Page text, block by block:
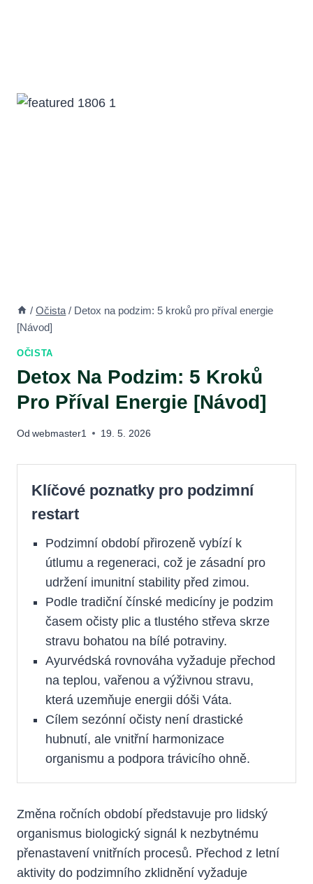
/ Očista / Detox na podzim: 5 kroků pro příval energie
[Návod]
OČISTA
Detox Na Podzim: 5 Kroků
Pro Příval Energie [Návod]
Od webmaster1 19. 5. 2026
Klíčové poznatky pro podzimní
restart
Podzimní období přirozeně vybízí k
útlumu a regeneraci, což je zásadní pro
udržení imunitní stability před zimou.
Podle tradiční čínské medicíny je podzim
časem očisty plic a tlustého střeva skrze
stravu bohatou na bílé potraviny.
Ayurvédská rovnováha vyžaduje přechod
na teplou, vařenou a výživnou stravu,
která uzemňuje energii dóši Váta.
Cílem sezónní očisty není drastické
hubnutí, ale vnitřní harmonizace
organismu a podpora trávicího ohně.
Změna ročních období představuje pro lidský
organismus biologický signál k nezbytnému
přenastavení vnitřních procesů. Přechod z letní
aktivity do podzimního zklidnění vyžaduje